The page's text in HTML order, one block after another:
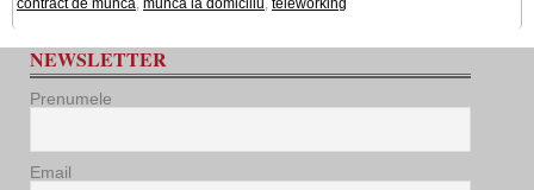
contract de munca, munca la domiciliu, teleworking
NEWSLETTER
Prenumele
Email